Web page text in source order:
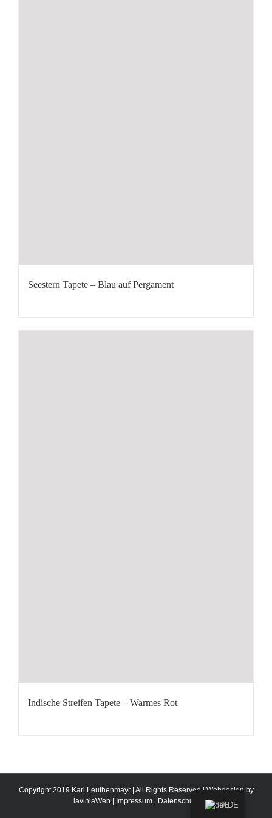
Seestern Tapete – Blau auf Pergament
Indische Streifen Tapete – Warmes Rot
Copyright 2019 Karl Leuthenmayr | All Rights Reserved | Webdesign by
laviniaWeb| Impressum| Datenschutz DE